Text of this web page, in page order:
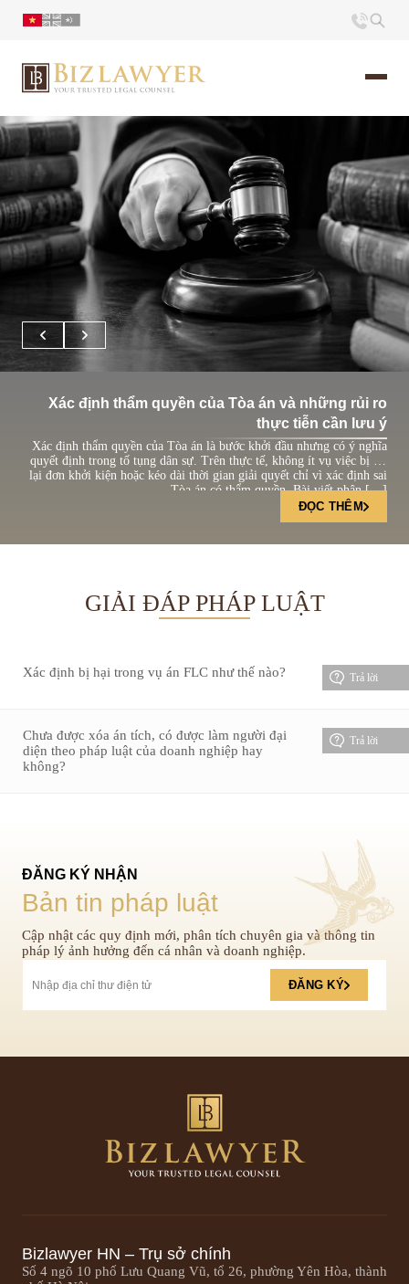
Trang chủ
Giới thiệu
Ấn phẩm
Liên hệ
Xác định thẩm quyền của Tòa án và những rủi ro
thực tiễn cần lưu ý
Xác định thẩm quyền của Tòa án là bước khởi đầu nhưng có ý nghĩa
quyết định trong tố tụng dân sự. Trên thực tế, không ít vụ việc bị trả
lại đơn khởi kiện hoặc kéo dài thời gian giải quyết chỉ vì xác định sai
Tòa án có thẩm quyền. Bài viết phân […]
ĐỌC THÊM
GIẢI ĐÁP PHÁP LUẬT
Xác định bị hại trong vụ án FLC như thế nào? Trả lời
Chưa được xóa án tích, có được làm người đại
diện theo pháp luật của doanh nghiệp hay
không?
Trả lời
ĐĂNG KÝ NHẬN
Bản tin pháp luật
Cập nhật các quy định mới, phân tích chuyên gia và thông tin
pháp lý ảnh hưởng đến cá nhân và doanh nghiệp.
ĐĂNG KÝ
Bizlawyer HN – Trụ sở chính
Số 4 ngõ 10 phố Lưu Quang Vũ, tổ 26, phường Yên Hòa, thành